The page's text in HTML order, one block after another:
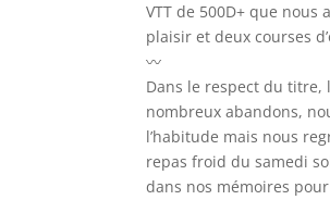
VTT de 500D+ que nous
plaisir et deux courses
〰️
Dans le respect du titre,
nombreux abandons,
l’habitude mais nous
repas froid du samedi
dans nos mémoires